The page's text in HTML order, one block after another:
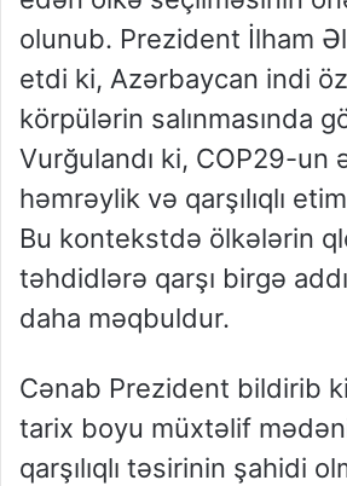
olunub. Prezident İlham
etdi ki, Azərbaycan indi
körpülərin salınmasında
Vurğulandı ki, COP29-un
həmrəylik və qarşılıqlı
Bu kontekstdə ölkələrin
təhdidlərə qarşı birgə
daha məqbuldur.
Cənab Prezident bildirib
tarix boyu müxtəlif
qarşılıqlı təsirinin şahidi